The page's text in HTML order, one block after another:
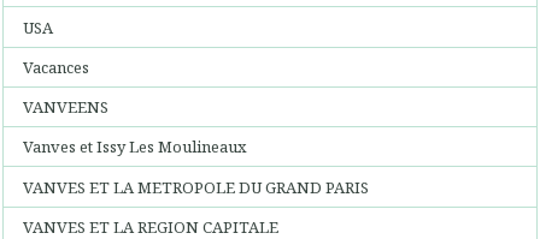
USA
Vacances
VANVEENS
Vanves et Issy Les Moulineaux
VANVES ET LA METROPOLE DU GRAND PARIS
VANVES ET LA REGION CAPITALE